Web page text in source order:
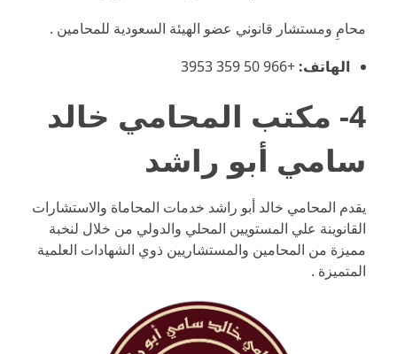
محامِ ومستشار قانوني عضو الهيئة السعودية للمحامين .
الهاتف: +966 50 359 3953
4- مكتب المحامي خالد
سامي أبو راشد
يقدم المحامي خالد أبو راشد خدمات المحاماة والاستشارات
القانوينة علي المستويين المحلي والدولي من خلال لنخبة
مميزة من المحامين والمستشاريين ذوي الشهادات العلمية
المتميزة .